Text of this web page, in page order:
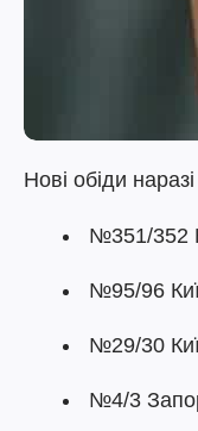
Нові обіди
№351/352
№95/96
№29/30
№4/3